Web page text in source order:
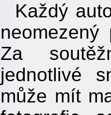
Každý
Za
jednotlivé
může mít